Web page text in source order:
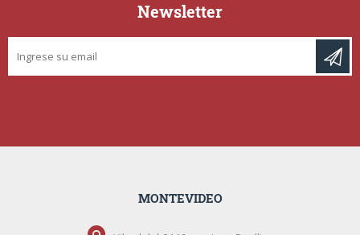
Newsletter
MONTEVIDEO